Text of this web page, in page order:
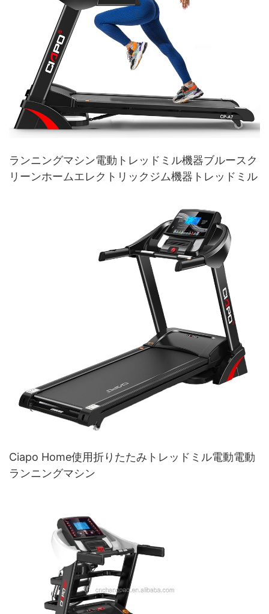
ランニングマシン電動トレッドミル機器ブルースク
リーンホームエレクトリックジム機器トレッドミル
Ciapo Home使用折りたたみトレッドミル電動電動
ランニングマシン